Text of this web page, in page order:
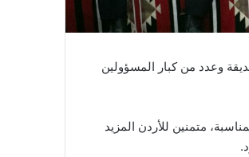
وعدد من كبار المسؤولين
متمنين للأردن المزيد